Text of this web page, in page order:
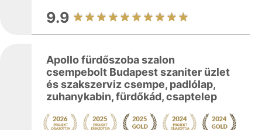
9.9
Apollo fürdőszoba szalon
csempebolt Budapest szaniter üzlet
és szakszerviz csempe, padlólap,
zuhanykabin, fürdőkád, csaptelep